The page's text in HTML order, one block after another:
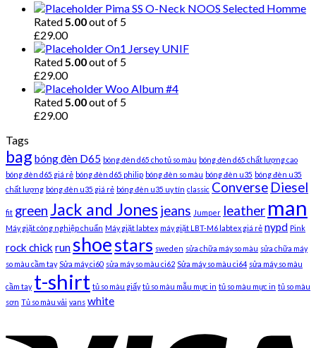
Pima SS O-Neck NOOS Selected Homme
Rated 5.00out of 5
£29.00
On1 Jersey UNIF
Rated 5.00out of 5
£29.00
Woo Album #4
Rated 5.00out of 5
£29.00
Tags
bag bóng đèn D65 bóng đèn d65 cho tủ so màu bóng đèn d65 chất lượng cao
bóng đèn d65 giá rẻ bóng đèn d65 philip bóng đèn so màu bóng đèn u35 bóng đèn u35
chất lượng bóng đèn u35 giá rẻ bóng đèn u35 uy tín classic Converse Diesel
fit greenJack and Jonesjeans Jumper leather man
Máy giặt công nghiệp chuẩn Máy giặt labtex máy giặt LBT-M6 labtex giá rẻ nypd Pink
rock chick runshoestars sweden sửa chữa máy so màu sửa chữa máy
so màu cầm tay Sửa máy ci60 sửa máy so màu ci62 Sửa máy so màu ci64 sửa máy so màu
cầm tay t-shirt tủ so màu giấy tủ so màu mẫu mực in tủ so màu mực in tủ so màu
sơn Tủ so màu vải vans white